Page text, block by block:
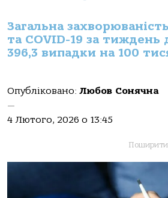
Загальна
та COVID-19 за тиждень
396,3 випадки на 100
Опубліковано: Любов Сонячна
—
4 Лютого, 2026 о 13:45